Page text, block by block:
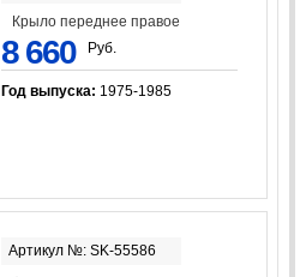
Крыло переднее правое
8 660 Руб.
Год выпуска: 1975-1985
Артикул №: SK-55586